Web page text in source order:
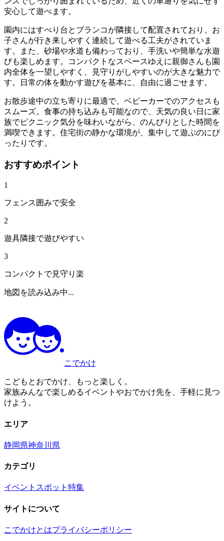
安心して遊べます。
園内にはすべり台とブランコが隣接して配置されており、お
子さんが行き来しやすく連続して遊べる工夫がされていま
す。また、砂場や水道も備わっており、手洗いや簡単な水遊
びも楽しめます。コンパクトなスペースゆえに親御さんも園
内全体を一望しやすく、見守りがしやすいのが大きな魅力で
す。日常の体を動かす遊びを基本に、自由に過ごせます。
お散歩途中の立ち寄りに最適で、ベビーカーでのアクセスも
スムーズ。食事の持ち込みも可能なので、天気の良い日に家
族でピクニック気分を味わいながら、のんびりとした時間を
満喫できます。住宅街の静かな環境が、集中して遊ぶのにぴ
ったりです。
おすすめポイント
1
フェンス囲みで安全
2
遊具隣接で遊びやすい
3
コンパクトで見守り楽
地図を読み込み中...
こでかけ
こどもとおでかけ、もっと楽しく。
家族みんなで楽しめるイベントやおでかけ先を、手軽に見つ
けよう。
エリア
静岡県神奈川県
カテゴリ
イベント スポット 特集
サイトについて
こでかけとはプライバシーポリシー